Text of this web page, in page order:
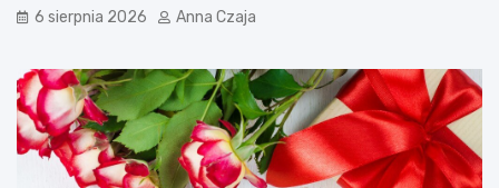
6 sierpnia 2026 Anna Czaja